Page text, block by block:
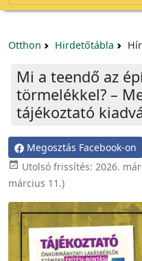
Otthon Hirdetőtábla
Mi a teendő az
törmelékkel? –
tájékoztató
Megosztás Facebook-on
 Utolsó frissítés: 2026.
március 11.)